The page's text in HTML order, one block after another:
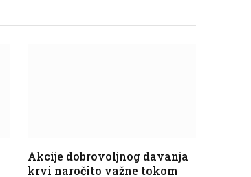
Akcije dobrovoljnog davanja
krvi naročito važne tokom